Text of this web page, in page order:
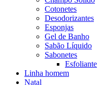
Cotonetes
Desodorizantes
Esponjas
Gel de Banho
Sabão Líquido
Sabonetes
Esfoliante
Linha homem
Natal